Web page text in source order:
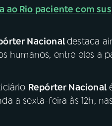
ao Rio paciente com
Nacionaldestaca
humanos, entre eles a
Repórter Nacional
a sexta-feira às 12h, nas